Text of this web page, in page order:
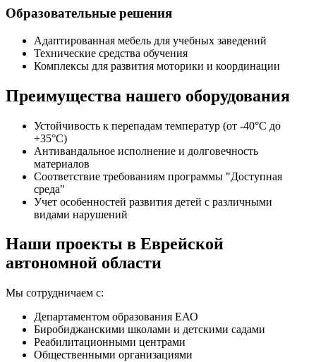
Образовательные решения
Адаптированная мебель для учебных заведений
Технические средства обучения
Комплексы для развития моторики и координации
Преимущества нашего оборудования
Устойчивость к перепадам температур (от -40°C до
+35°C)
Антивандальное исполнение и долговечность
материалов
Соответствие требованиям программы "Доступная
среда"
Учет особенностей развития детей с различными
видами нарушений
Наши проекты в Еврейской
автономной области
Мы сотрудничаем с:
Департаментом образования ЕАО
Биробиджанскими школами и детскими садами
Реабилитационными центрами
Общественными организациями